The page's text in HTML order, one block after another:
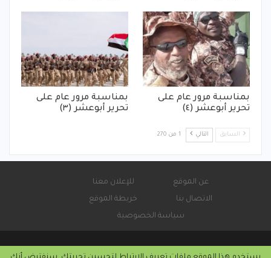
بمناسبة مرور عام على
تحرير أبوعشر (٤)
بمناسبة مرور عام على
تحرير أبوعشر (٣)
السابق التالي 1 من 270
عن الموقع
للإعلان معنا
الاتصال بنا
خريطة الموقع
سياسة الخصوصية